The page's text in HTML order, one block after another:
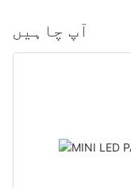
آپ چاہیں